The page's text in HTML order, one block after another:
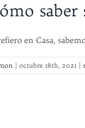
en Casa,
octubre 18th, 2021